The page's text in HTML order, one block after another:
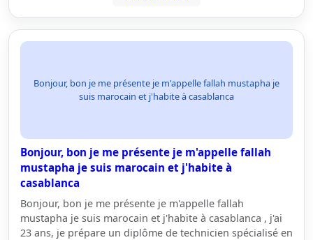
Bonjour, bon je me présente je m'appelle fallah mustapha je
suis marocain et j'habite à casablanca
Bonjour, bon je me présente je m'appelle fallah
mustapha je suis marocain et j'habite à
casablanca
Bonjour, bon je me présente je m'appelle fallah
mustapha je suis marocain et j'habite à casablanca , j'ai
23 ans, je prépare un diplôme de technicien spécialisé en